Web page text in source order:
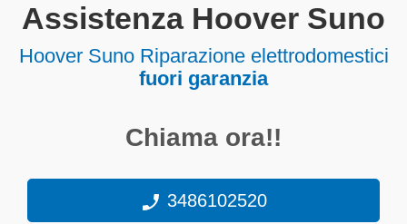
Assistenza Hoover Suno
Hoover Suno Riparazione elettrodomestici
fuori garanzia
Chiama ora!!
3486102520